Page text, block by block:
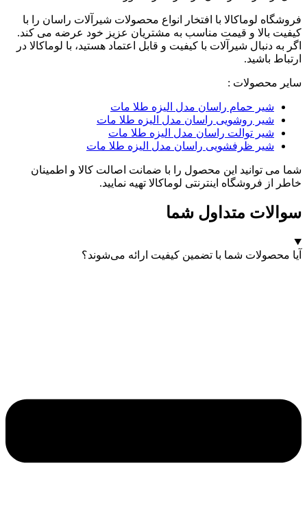
فروشگاه لوماکالا با افتخار انواع محصولات شیرآلات راسان را با
کیفیت بالا و قیمت مناسب به مشتریان عزیز خود عرضه می کند.
اگر به دنبال شیرآلات با کیفیت و قابل اعتماد هستید، با لوماکالا در
ارتباط باشید.
سایر محصولات :
شیر حمام راسان مدل الیزه طلا مات
شیر روشویی راسان مدل الیزه طلا مات
شیر توالت راسان مدل الیزه طلا مات
شیر ظرفشویی راسان مدل الیزه طلا مات
شما می توانید این محصول را با ضمانت اصالت کالا و اطمینان
خاطر از فروشگاه اینترنتی لوماکالا تهیه نمایید.
سوالات متداول شما
آیا محصولات شما با تضمین کیفیت ارائه می‌شوند؟